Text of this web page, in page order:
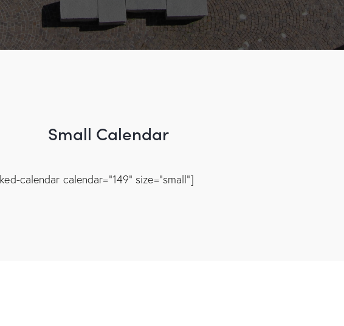
Small Calendar
calendar calendar="149" size="small"]